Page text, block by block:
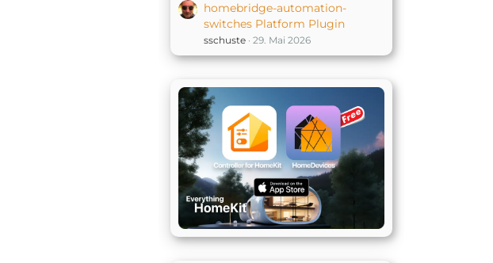
homebridge-automation-
switches Platform Plugin
sschuste 29. Mai 2026